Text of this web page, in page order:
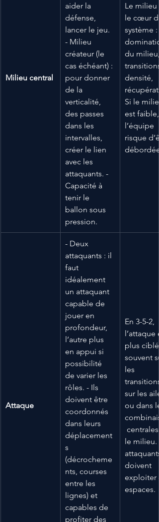
Milieu central
aider la
défense,
lancer le jeu.
- Milieu
créateur (le
cas échéant) :
pour donner
de la
verticalité,
des passes
dans les
intervalles,
créer le lien
avec les
attaquants. -
Capacité à
tenir le
ballon sous
pression.
Le milieu
le cœur
système :
du milieu,
densité,
Si le
est faible,
l’équipe
risque
débordée.
Attaque
- Deux
attaquants : il
faut
idéalement
un attaquant
capable de
jouer en
profondeur,
l’autre plus
en appui si
possibilité
de varier les
rôles. - Ils
doivent être
coordonnés
dans leurs
déplacement
s
(décrocheme
nts, courses
entre les
lignes) et
capables de
profiter des
En 3-5-2,
l’attaque
plus
souvent
les
sur les
ou dans
centrales
le milieu.
attaquants
doivent
exploiter
espaces.